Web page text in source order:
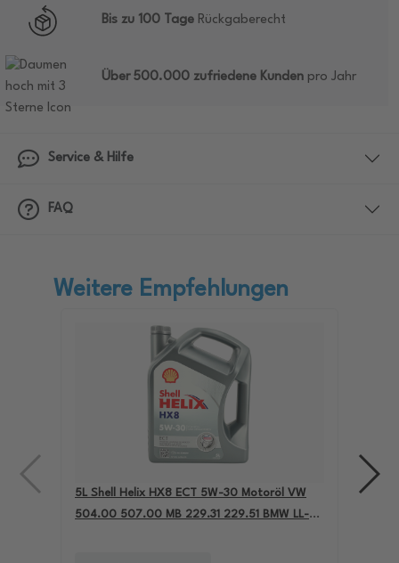
Bis zu 100 Tage Rückgaberecht
Über 500.000 zufriedene Kunden pro Jahr
Service & Hilfe
FAQ
Weitere Empfehlungen
5L Shell Helix HX8 ECT 5W-30 Motoröl VW
504.00 507.00 MB 229.31 229.51 BMW LL-04